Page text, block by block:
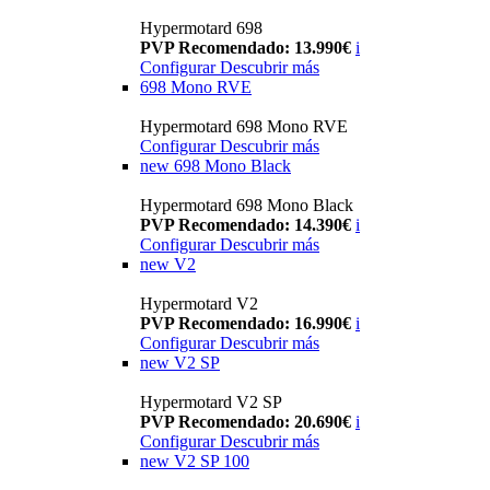
Hypermotard 698
PVP Recomendado: 13.990€ i
ConfigurarDescubrir más
698 Mono RVE
Hypermotard 698 Mono RVE
Configurar Descubrir más
new 698 Mono Black
Hypermotard 698 Mono Black
PVP Recomendado: 14.390€ i
Configurar Descubrir más
new V2
Hypermotard V2
PVP Recomendado: 16.990€ i
Configurar Descubrir más
new V2 SP
Hypermotard V2 SP
PVP Recomendado: 20.690€ i
Configurar Descubrir más
new V2 SP 100